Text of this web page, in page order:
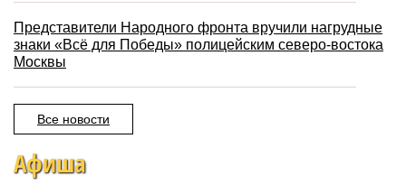
Представители Народного фронта вручили нагрудные
знаки «Всё для Победы» полицейским северо-востока
Москвы
Все новости
Афиша